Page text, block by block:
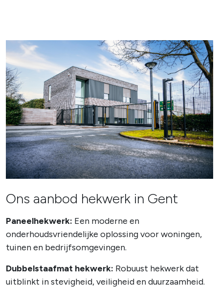
Ons aanbod hekwerk in Gent
Paneelhekwerk: Een moderne en
onderhoudsvriendelijke oplossing voor woningen,
tuinen en bedrijfsomgevingen.
Dubbelstaafmat hekwerk: Robuust hekwerk dat
uitblinkt in stevigheid, veiligheid en duurzaamheid.